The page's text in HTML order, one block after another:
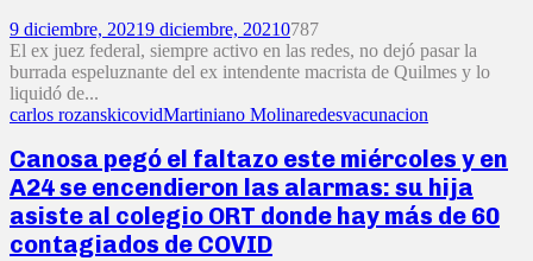
9 diciembre, 20219 diciembre, 20210787
El ex juez federal, siempre activo en las redes, no dejó pasar la
burrada espeluznante del ex intendente macrista de Quilmes y lo
liquidó de...
carlos rozanskicovidMartiniano Molinaredesvacunacion
Canosa pegó el faltazo este miércoles y en
A24 se encendieron las alarmas: su hija
asiste al colegio ORT donde hay más de 60
contagiados de COVID